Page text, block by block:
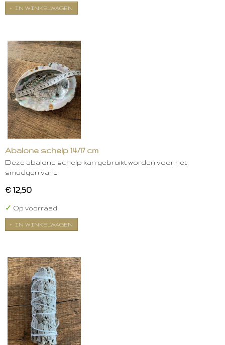
IN WINKELWAGEN
Abalone schelp 14/17 cm
Deze abalone schelp kan gebruikt worden voor het
smudgen van…
€ 12,50
✓ Op voorraad
IN WINKELWAGEN